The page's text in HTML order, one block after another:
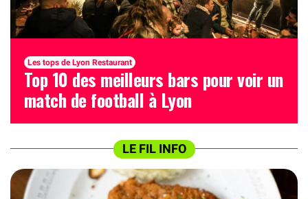
Les tops de Lyon Restaurant
Top 10 des meilleurs bars pour voir un
match de football à Lyon
LE FIL INFO